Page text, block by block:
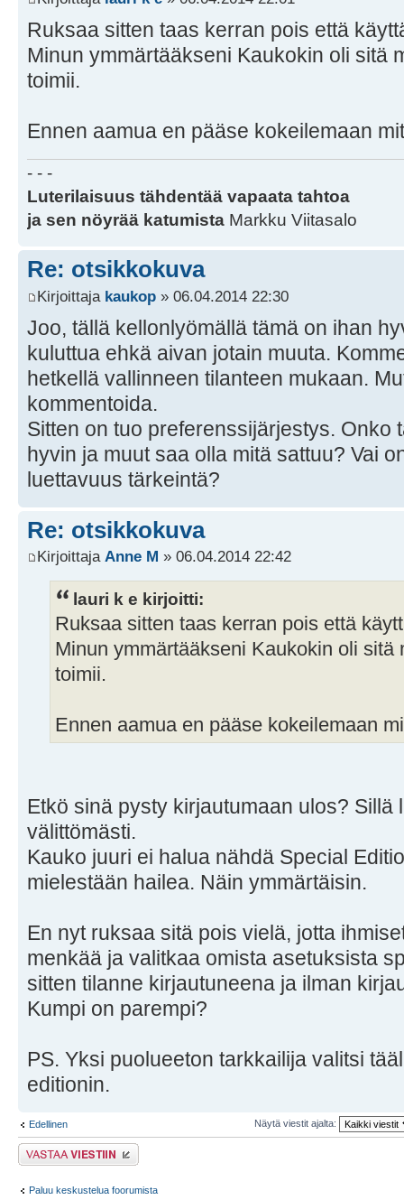
Ruksaa sitten taas kerran pois että
Minun ymmärtääkseni Kaukokin oli sitä
toimii.
Ennen aamua en pääse kokeilemaan
- - -
Luterilaisuus tähdentää vapaata tahtoa
ja sen nöyrää katumista Markku Viitasalo
Re: otsikkokuva
Kirjoittaja kaukop » 06.04.2014 22:30
Joo, tällä kellonlyömällä tämä on ihan
kuluttua ehkä aivan jotain muuta.
hetkellä vallinneen tilanteen mukaan.
kommentoida.
Sitten on tuo preferenssijärjestys. Onko
hyvin ja muut saa olla mitä sattuu? Vai
luettavuus tärkeintä?
Re: otsikkokuva
Kirjoittaja Anne M » 06.04.2014 22:42
lauri k e kirjoitti:
Ruksaa sitten taas kerran pois että
Minun ymmärtääkseni Kaukokin oli
toimii.
Ennen aamua en pääse kokeilemaan
Etkö sinä pysty kirjautumaan ulos? Sillä
välittömästi.
Kauko juuri ei halua nähdä Special
mielestään hailea. Näin ymmärtäisin.
En nyt ruksaa sitä pois vielä, jotta
menkää ja valitkaa omista asetuksista
sitten tilanne kirjautuneena ja ilman
Kumpi on parempi?
PS. Yksi puolueeton tarkkailija valitsi
editionin.
Edellinen Näytä viestit ajalta:
Lähetä vastaus
Paluu keskustelua foorumista